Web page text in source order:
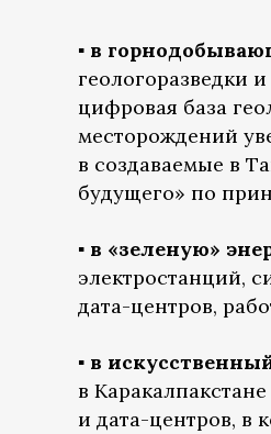
▪️ в
геологоразведки
цифровая база
месторождений
в создаваемые в
будущего» по
▪️ в «зеленую»
электростанций,
дата-центров,
▪️ в
в
и дата-центров, в